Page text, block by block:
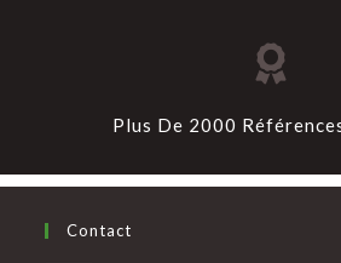
Plus De 2000
Contact